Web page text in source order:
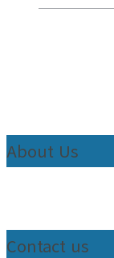
About Us
Contact us